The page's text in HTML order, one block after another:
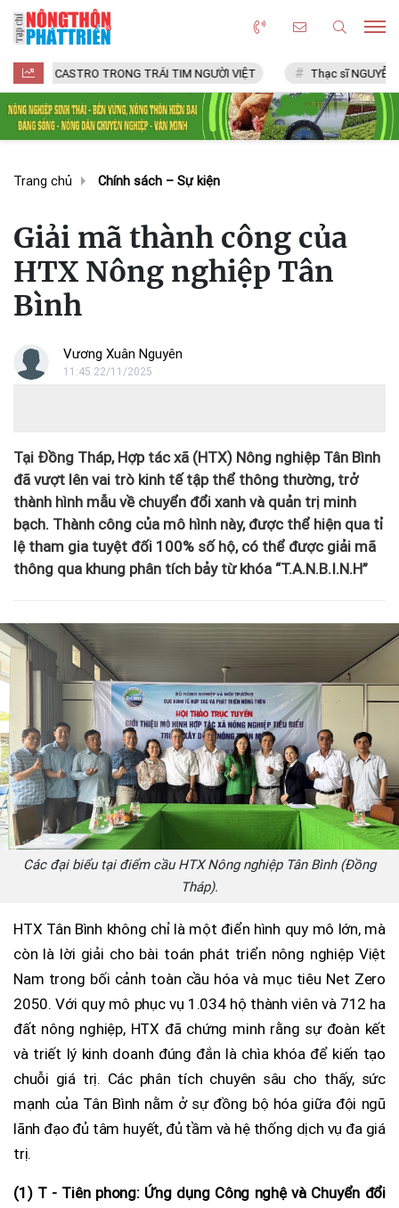
CASTRO TRONG TRÁI TIM NGƯỜI VIỆT Thạc sĩ NGUYỄN VĂN CHÍ
Trang chủ Chính sách – Sự kiện
Giải mã thành công của
HTX Nông nghiệp Tân
Bình
Vương Xuân Nguyên
11:45 22/11/2025
Tại Đồng Tháp, Hợp tác xã (HTX) Nông nghiệp Tân Bình
đã vượt lên vai trò kinh tế tập thể thông thường, trở
thành hình mẫu về chuyển đổi xanh và quản trị minh
bạch. Thành công của mô hình này, được thể hiện qua tỉ
lệ tham gia tuyệt đối 100% số hộ, có thể được giải mã
thông qua khung phân tích bảy từ khóa “T.A.N.B.I.N.H”
Các đại biểu tại điểm cầu HTX Nông nghiệp Tân Bình (Đồng
Tháp).
HTX Tân Bình không chỉ là một điển hình quy mô lớn, mà
còn là lời giải cho bài toán phát triển nông nghiệp Việt
Nam trong bối cảnh toàn cầu hóa và mục tiêu Net Zero
2050. Với quy mô phục vụ 1.034 hộ thành viên và 712 ha
đất nông nghiệp, HTX đã chứng minh rằng sự đoàn kết
và triết lý kinh doanh đúng đắn là chìa khóa để kiến tạo
chuỗi giá trị. Các phân tích chuyên sâu cho thấy, sức
mạnh của Tân Bình nằm ở sự đồng bộ hóa giữa đội ngũ
lãnh đạo đủ tâm huyết, đủ tầm và hệ thống dịch vụ đa giá
trị.
(1) T - Tiên phong: Ứng dụng Công nghệ và Chuyển đổi